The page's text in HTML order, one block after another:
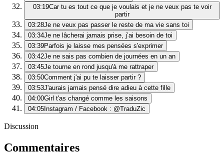
03:19Car tu es tout ce que je voulais et je ne veux pas te voir
partir
03:28Je ne veux pas passer le reste de ma vie sans toi
03:34Je ne lâcherai jamais prise, j’ai besoin de toi
03:39Parfois je laisse mes pensées s'exprimer
03:42Je ne sais pas combien de journées en un an
03:45Je tourne en rond jusqu'à me rattraper
03:50Comment j'ai pu te laisser partir ?
03:53J'aurais jamais pensé dire adieu à cette fille
04:00Girl t'as changé comme les saisons
04:05 Instagram / Facebook : @TraduZic
Discussion
Commentaires